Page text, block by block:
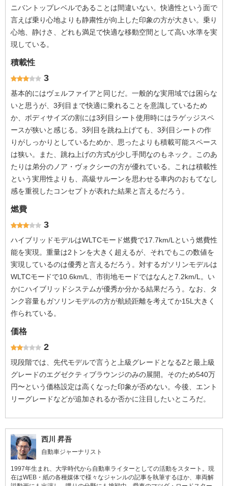
ニバントップレベルであることは間違いない。快適性という面で
言えば乗り心地よりも静粛性が向上した印象の方が大きい。乗り
心地、静けさ、どれも満足で快適な移動空間として高い水準を実
現している。
積載性
3
基本的にはヴェルファイアと同じだ。一般的な実用域では困らな
いと思うが、3列目まで快適に乗れることを意識しているため
か、ボディサイズの割には3列目シート使用時にはラゲッジスペ
ースが狭いと感じる。3列目を跳ね上げても、3列目シートの作
りがしっかりとしているためか、思ったよりも積載可能スペース
は狭い。また、跳ね上げの方式が少し手間なのもネック。このあ
たりは弟分のノア・ヴォクシーの方が優れている。これは積載性
という実用性よりも、高級サルーンを思わせる車内のおもてなし
感を重視したコンセプトが表れた結果と言えるだろう。
燃費
3
ハイブリッドモデルはWLTCモード燃費で17.7km/Lという燃費性
能を実現。重量は2トンを大きく超えるが、それでもこの数値を
実現しているのは優秀と言えるだろう。対するガソリンモデルは
WLTCモードで10.6km/L、市街地モードではなんと7.2km/L。い
かにハイブリッドシステムが優秀か分かる結果だろう。なお、タ
ンク容量もガソリンモデルの方が航続距離を考えてか15L大きく
作られている。
価格
2
現段階では、先代モデルで言うと上級グレードとなるZと最上級
グレードのエグゼクティブラウンジのみの展開。そのため540万
円〜という価格設定は高くなった印象が否めない。今後、エント
リーグレードなどが追加されるか否かに注目したいところだ。
西川 昇吾
自動車ジャーナリスト
1997年生まれ、大学時代から自動車ライターとしての活動をスタート。現
在はWEB・紙の各種媒体で様々なジャンルの記事を執筆するほか、車両解